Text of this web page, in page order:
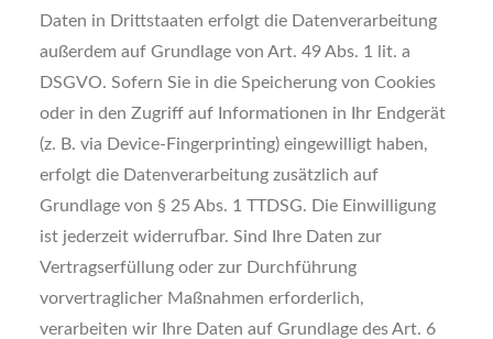
Daten in Drittstaaten erfolgt die Datenverarbeitung
außerdem auf Grundlage von Art. 49 Abs. 1 lit. a
DSGVO. Sofern Sie in die Speicherung von Cookies
oder in den Zugriff auf Informationen in Ihr Endgerät
(z. B. via Device-Fingerprinting) eingewilligt haben,
erfolgt die Datenverarbeitung zusätzlich auf
Grundlage von § 25 Abs. 1 TTDSG. Die Einwilligung
ist jederzeit widerrufbar. Sind Ihre Daten zur
Vertragserfüllung oder zur Durchführung
vorvertraglicher Maßnahmen erforderlich,
verarbeiten wir Ihre Daten auf Grundlage des Art. 6